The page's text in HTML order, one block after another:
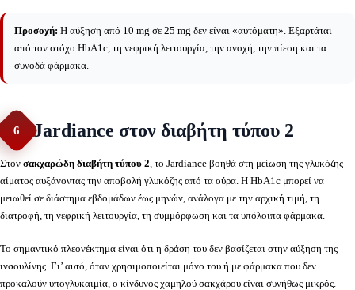
Προσοχή: Η αύξηση από 10 mg σε 25 mg δεν είναι «αυτόματη». Εξαρτάται
από τον στόχο HbA1c, τη νεφρική λειτουργία, την ανοχή, την πίεση και τα
συνοδά φάρμακα.
6 Jardiance στον διαβήτη τύπου 2
Στον σακχαρώδη διαβήτη τύπου 2, το Jardiance βοηθά στη μείωση της γλυκόζης
αίματος αυξάνοντας την αποβολή γλυκόζης από τα ούρα. Η HbA1c μπορεί να
μειωθεί σε διάστημα εβδομάδων έως μηνών, ανάλογα με την αρχική τιμή, τη
διατροφή, τη νεφρική λειτουργία, τη συμμόρφωση και τα υπόλοιπα φάρμακα.
Το σημαντικό πλεονέκτημα είναι ότι η δράση του δεν βασίζεται στην αύξηση της
ινσουλίνης. Γι’ αυτό, όταν χρησιμοποιείται μόνο του ή με φάρμακα που δεν
προκαλούν υπογλυκαιμία, ο κίνδυνος χαμηλού σακχάρου είναι συνήθως μικρός.